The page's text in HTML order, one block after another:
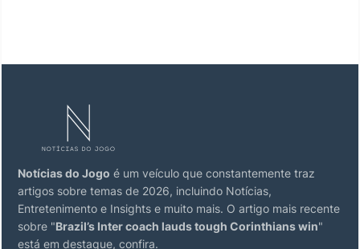
Notícias do Jogo é um veículo que constantemente traz
artigos sobre temas de 2026, incluindo Notícias,
Entretenimento e Insights e muito mais. O artigo mais recente
sobre "Brazil’s Inter coach lauds tough Corinthians win"
está em destaque, confira.